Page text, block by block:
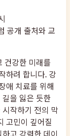
공개 출처와 교
건강한 미래를
하려 합니다. 강
애 치료를 위해
을 잃은 듯한
작하기 전의 막
고민이 깊어질
고 강력한 데이